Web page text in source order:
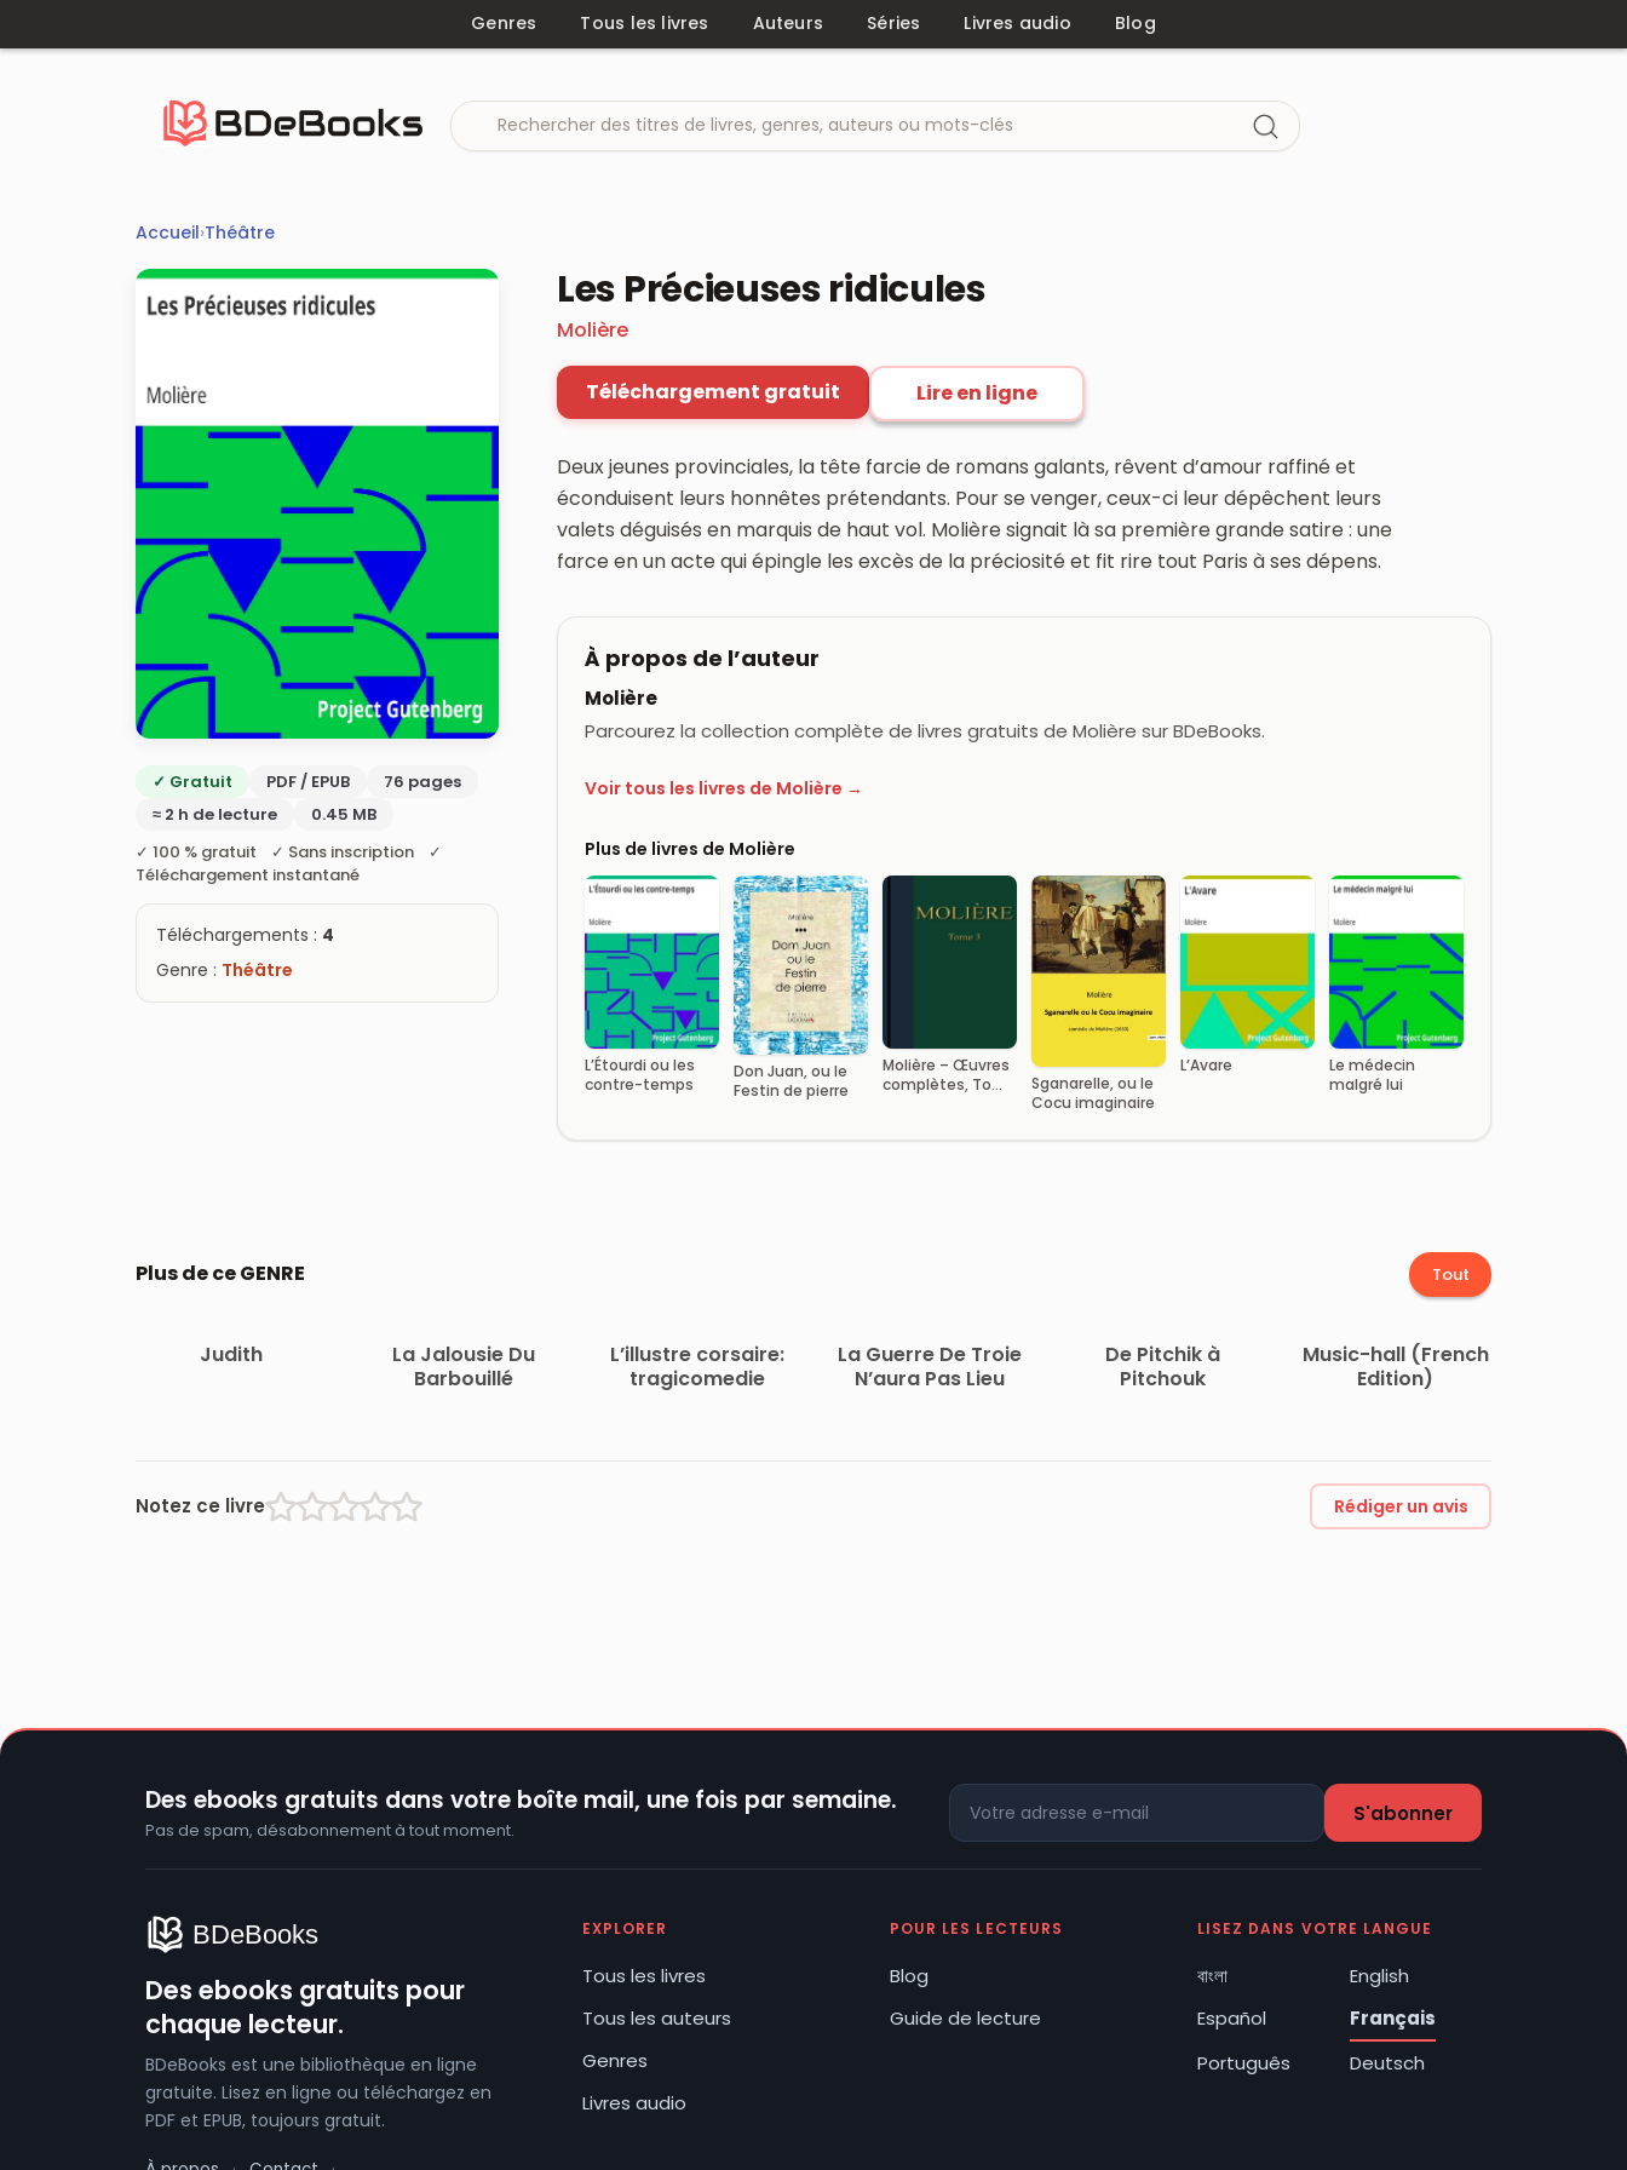
Genres Tous les livres Auteurs Séries Livres audio Blog
Accueil›Théâtre
✓ Gratuit PDF / EPUB
76 pages
≈ 2 h de lecture
0.45 MB
✓ 100 % gratuit ✓ Sans inscription ✓
Téléchargement instantané
Téléchargements : 4
Genre : Théâtre
Les Précieuses ridicules
Molière
Téléchargement gratuit Lire en ligne
Deux jeunes provinciales, la tête farcie de romans galants, rêvent d’amour raffiné et
éconduisent leurs honnêtes prétendants. Pour se venger, ceux-ci leur dépêchent leurs
valets déguisés en marquis de haut vol. Molière signait là sa première grande satire : une
farce en un acte qui épingle les excès de la préciosité et fit rire tout Paris à ses dépens.
À propos de l’auteur
Molière
Parcourez la collection complète de livres gratuits de Molière sur BDeBooks.
Voir tous les livres de Molière →
Plus de livres de Molière
L’Étourdi ou les
contre-temps
Don Juan, ou le
Festin de pierre
Molière – Œuvres
complètes, Tome
Sganarelle, ou le
Cocu imaginaire
L’Avare
Le médecin
malgré lui
Plus de ce GENRE Tout
Judith
La Jalousie Du
Barbouillé
L’illustre corsaire:
tragicomedie
La Guerre De Troie
N’aura Pas Lieu
De Pitchik à
Pitchouk
Music-hall (French
Edition)
Notez ce livre Rédiger un avis
Des ebooks gratuits dans votre boîte mail, une fois par semaine.
Pas de spam, désabonnement à tout moment.
Des ebooks gratuits pour
chaque lecteur.
BDeBooks est une bibliothèque en ligne
gratuite. Lisez en ligne ou téléchargez en
PDF et EPUB, toujours gratuit.
EXPLORER
Tous les livres
Tous les auteurs
Genres
Livres audio
POUR LES LECTEURS
Blog
Guide de lecture
LISEZ DANS VOTRE LANGUE
বাংলা
English
Español
Français
Português
Deutsch